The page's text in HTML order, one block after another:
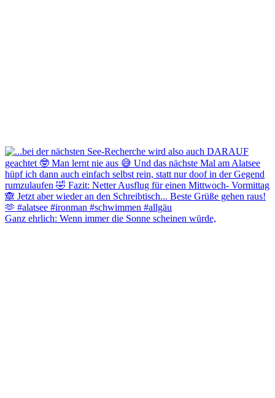
Ganz ehrlich: Wenn immer die Sonne scheinen würde,